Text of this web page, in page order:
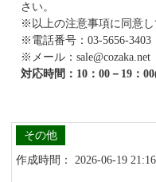
さい。
※以上の注意事項に同意し
※電話番号：03-5656-3403
※メール：sale@cozaka.net
対応時間：10：00－19：
その他
作成時間： 2026-06-19